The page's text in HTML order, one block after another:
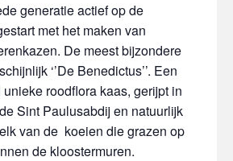
generatie actief op de
met het maken van
De meest bijzondere
‘’De Benedictus’’. Een
roodflora kaas, gerijpt in
Sint Paulusabdij en natuurlijk
van de koeien die grazen op
de kloostermuren.